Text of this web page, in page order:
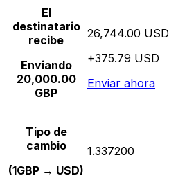
El
destinatario
recibe
Enviando
20,000.00
GBP
26,744.00 USD
+375.79 USD
Enviar ahora
Tipo de
cambio
(1GBP → USD)
1.337200